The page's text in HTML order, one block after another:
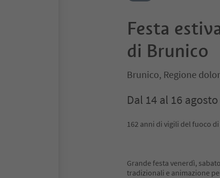
Festa
di Brunico
Brunico, Regione
Dal 14 al 16 agosto
162 anni di vigili del fuoco
Grande festa venerdì,
tradizionali e animazione